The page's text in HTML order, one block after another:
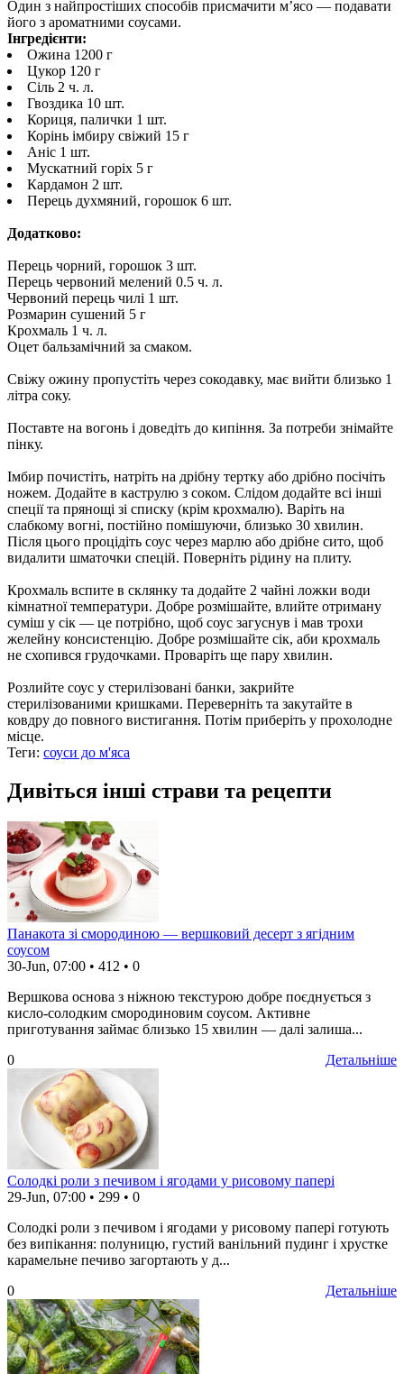
Один з найпростіших способів присмачити м’ясо — подавати
його з ароматними соусами.
Інгредієнти:
Ожина 1200 г
Цукор 120 г
Сіль 2 ч. л.
Гвоздика 10 шт.
Кориця, палички 1 шт.
Корінь імбиру свіжий 15 г
Аніс 1 шт.
Мускатний горіх 5 г
Кардамон 2 шт.
Перець духмяний, горошок 6 шт.
Додатково:
Перець чорний, горошок 3 шт.
Перець червоний мелений 0.5 ч. л.
Червоний перець чилі 1 шт.
Розмарин сушений 5 г
Крохмаль 1 ч. л.
Оцет бальзамічний за смаком.
Свіжу ожину пропустіть через сокодавку, має вийти близько 1
літра соку.
Поставте на вогонь і доведіть до кипіння. За потреби знімайте
пінку.
Імбир почистіть, натріть на дрібну тертку або дрібно посічіть
ножем. Додайте в каструлю з соком. Слідом додайте всі інші
спеції та прянощі зі списку (крім крохмалю). Варіть на
слабкому вогні, постійно помішуючи, близько 30 хвилин.
Після цього процідіть соус через марлю або дрібне сито, щоб
видалити шматочки спецій. Поверніть рідину на плиту.
Крохмаль вспите в склянку та додайте 2 чайні ложки води
кімнатної температури. Добре розмішайте, влийте отриману
суміш у сік — це потрібно, щоб соус загуснув і мав трохи
желейну консистенцію. Добре розмішайте сік, аби крохмаль
не схопився грудочками. Проваріть ще пару хвилин.
Розлийте соус у стерилізовані банки, закрийте
стерилізованими кришками. Переверніть та закутайте в
ковдру до повного вистигання. Потім приберіть у прохолодне
місце.
Теги: соуси до м'яса
Дивіться інші страви та рецепти
Панакота зі смородиною — вершковий десерт з ягідним
соусом
30-Jun, 07:00 • 412 • 0
Вершкова основа з ніжною текстурою добре поєднується з
кисло-солодким смородиновим соусом. Активне
приготування займає близько 15 хвилин — далі залиша...
Детальніше
0
Солодкі роли з печивом і ягодами у рисовому папері
29-Jun, 07:00 • 299 • 0
Солодкі роли з печивом і ягодами у рисовому папері готують
без випікання: полуницю, густий ванільний пудинг і хрустке
карамельне печиво загортають у д...
Детальніше
0